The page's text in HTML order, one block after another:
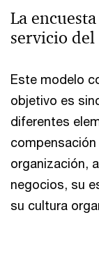
La
servicio
Este modelo
objetivo es
diferentes
organización,
negocios, su
su cultura